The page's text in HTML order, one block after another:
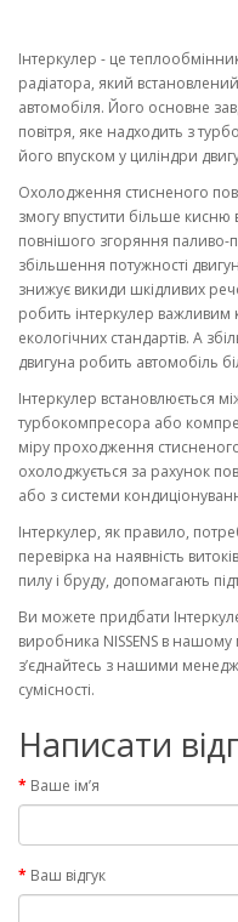
Інтеркулер - це
радіатора, який
автомобіля. Його основне
повітря, яке надходить з
його впуском у циліндри
Охолодження стисненого
змогу впустити більше
повнішого згоряння паливо-
збільшення потужності
знижує викиди шкідливих
робить інтеркулер
екологічних стандартів. А
двигуна робить автомобіль
Інтеркулер встановлюється
турбокомпресора або
міру проходження
охолоджується за рахунок
або з системи
Інтеркулер, як правило,
перевірка на наявність
пилу і бруду, допомагають
Ви можете придбати
виробника NISSENS в нашому
з’єднайтесь з нашими
сумісності.
Написати
Ваше ім’я
Ваш відгук